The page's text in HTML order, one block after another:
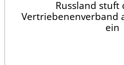
Russland stuft
Vertriebenenverband
ein